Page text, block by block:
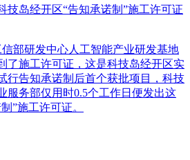
技岛经开区“告知承诺制”施工许可证
信部研发中心人工智能产业研发基地
了施工许可证，这是科技岛经开区实
行告知承诺制后首个获批项目，科技
服务部仅用时0.5个工作日便发出这
”施工许可证。